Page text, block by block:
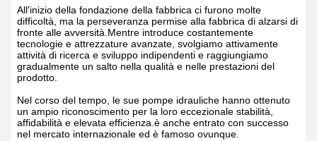
All'inizio della fondazione della fabbrica ci furono molte
difficoltà, ma la perseveranza permise alla fabbrica di alzarsi di
fronte alle avversità.Mentre introduce costantemente
tecnologie e attrezzature avanzate, svolgiamo attivamente
attività di ricerca e sviluppo indipendenti e raggiungiamo
gradualmente un salto nella qualità e nelle prestazioni del
prodotto.
Nel corso del tempo, le sue pompe idrauliche hanno ottenuto
un ampio riconoscimento per la loro eccezionale stabilità,
affidabilità e elevata efficienza.è anche entrato con successo
nel mercato internazionale ed è famoso ovunque.